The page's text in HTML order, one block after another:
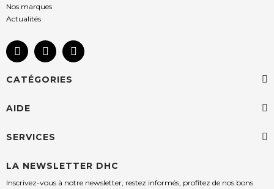
Nos marques
Actualités
CATÉGORIES
AIDE
SERVICES
LA NEWSLETTER DHC
Inscrivez-vous à notre newsletter, restez informés, profitez de nos bons